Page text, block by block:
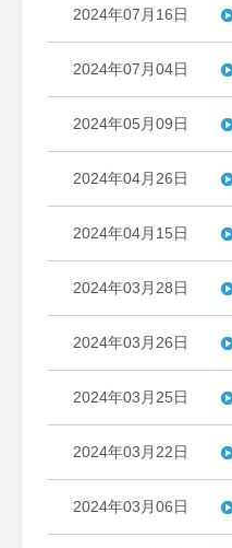
2024年07月16日
2024年07月04日
2024年05月09日
2024年04月26日
2024年04月15日
2024年03月28日
2024年03月26日
2024年03月25日
2024年03月22日
2024年03月06日